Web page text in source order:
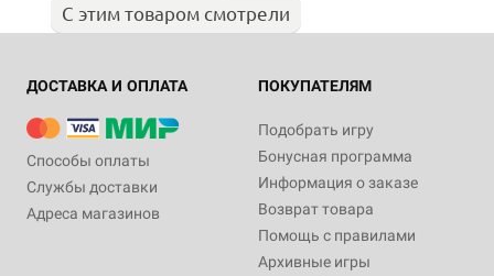
С этим товаром смотрели
ДОСТАВКА И ОПЛАТА
Способы оплаты
Службы доставки
Адреса магазинов
ПОКУПАТЕЛЯМ
Подобрать игру
Бонусная программа
Информация о заказе
Возврат товара
Помощь с правилами
Архивные игры